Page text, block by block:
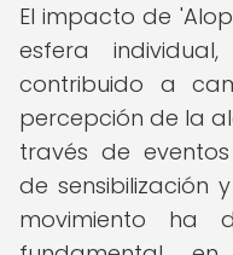
El impacto de
esfera
contribuido a
percepción de la
través de
de sensibilización
movimiento ha